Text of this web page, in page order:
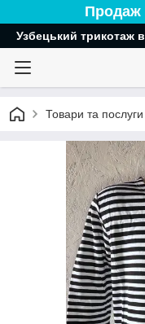
Продаж
Узбецький трикотаж
Товари та послуги